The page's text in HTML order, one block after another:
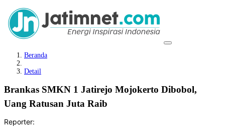
Beranda
Detail
Brankas SMKN 1 Jatirejo Mojokerto Dibobol,
Uang Ratusan Juta Raib
Reporter: